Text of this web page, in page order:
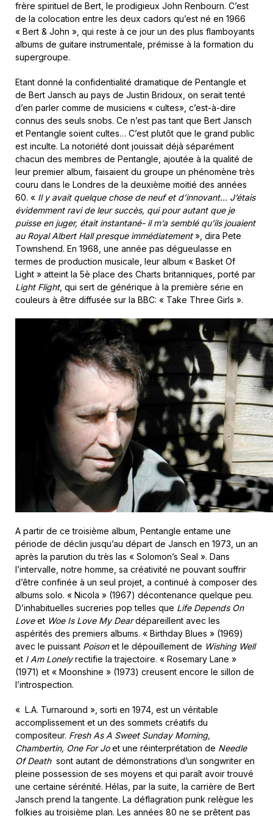
frère spirituel de Bert, le prodigieux John Renbourn. C’est
de la colocation entre les deux cadors qu’est né en 1966
« Bert & John », qui reste à ce jour un des plus flamboyants
albums de guitare instrumentale, prémisse à la formation du
supergroupe.
Etant donné la confidentialité dramatique de Pentangle et
de Bert Jansch au pays de Justin Bridoux, on serait tenté
d’en parler comme de musiciens « cultes», c’est-à-dire
connus des seuls snobs. Ce n’est pas tant que Bert Jansch
et Pentangle soient cultes… C’est plutôt que le grand public
est inculte. La notoriété dont jouissait déjà séparément
chacun des membres de Pentangle, ajoutée à la qualité de
leur premier album, faisaient du groupe un phénomène très
couru dans le Londres de la deuxième moitié des années
60. « Il y avait quelque chose de neuf et d’innovant… J’étais
évidemment ravi de leur succès, qui pour autant que je
puisse en juger, était instantané- il m’a semblé qu’ils jouaient
au Royal Albert Hall presque immédiatement», dira Pete
Townshend. En 1968, une année pas dégueulasse en
termes de production musicale, leur album « Basket Of
Light » atteint la 5è place des Charts britanniques, porté par
Light Flight, qui sert de générique à la première série en
couleurs à être diffusée sur la BBC: « Take Three Girls ».
A partir de ce troisième album, Pentangle entame une
période de déclin jusqu’au départ de Jansch en 1973, un an
après la parution du très las « Solomon’s Seal ». Dans
l’intervalle, notre homme, sa créativité ne pouvant souffrir
d’être confinée à un seul projet, a continué à composer des
albums solo. « Nicola » (1967) décontenance quelque peu.
D’inhabituelles sucreries pop telles que Life Depends On
Loveet Woe Is Love My Deardépareillent avec les
aspérités des premiers albums. « Birthday Blues » (1969)
avec le puissant Poisonet le dépouillement de Wishing Well
et I Am Lonelyrectifie la trajectoire. « Rosemary Lane »
(1971) et « Moonshine » (1973) creusent encore le sillon de
l’introspection.
« L.A. Turnaround », sorti en 1974, est un véritable
accomplissement et un des sommets créatifs du
compositeur. Fresh As A Sweet Sunday Morning,
Chambertin, One For Joet une réinterprétation de Needle
Of Deathsont autant de démonstrations d’un songwriter en
pleine possession de ses moyens et qui paraît avoir trouvé
une certaine sérénité. Hélas, par la suite, la carrière de Bert
Jansch prend la tangente. La déflagration punk relègue les
folkies au troisième plan. Les années 80 ne se prêtent pas